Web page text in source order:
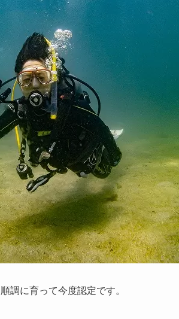
調に育って今度認定です。